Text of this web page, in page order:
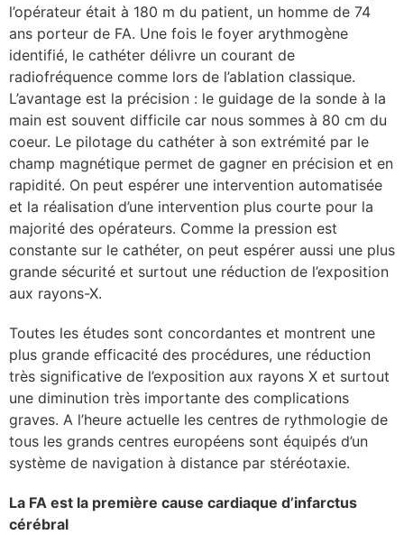
l’opérateur était à 180 m du patient, un homme de 74
ans porteur de FA. Une fois le foyer arythmogène
identifié, le cathéter délivre un courant de
radiofréquence comme lors de l’ablation classique.
L’avantage est la précision : le guidage de la sonde à la
main est souvent difficile car nous sommes à 80 cm du
coeur. Le pilotage du cathéter à son extrémité par le
champ magnétique permet de gagner en précision et en
rapidité. On peut espérer une intervention automatisée
et la réalisation d’une intervention plus courte pour la
majorité des opérateurs. Comme la pression est
constante sur le cathéter, on peut espérer aussi une plus
grande sécurité et surtout une réduction de l’exposition
aux rayons-X.
Toutes les études sont concordantes et montrent une
plus grande efficacité des procédures, une réduction
très significative de l’exposition aux rayons X et surtout
une diminution très importante des complications
graves. A l’heure actuelle les centres de rythmologie de
tous les grands centres européens sont équipés d’un
système de navigation à distance par stéréotaxie.
La FA est la première cause cardiaque d’infarctus
cérébral